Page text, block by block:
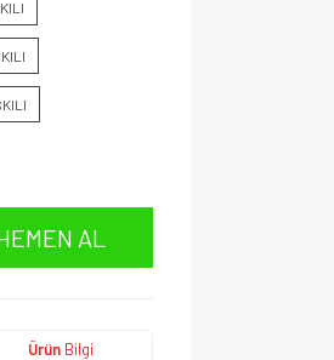
AL
Ürün Bilgi